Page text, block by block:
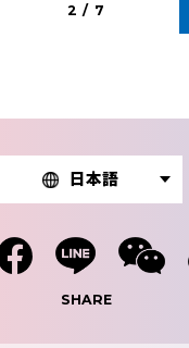
2 / 7
日本語
SHARE